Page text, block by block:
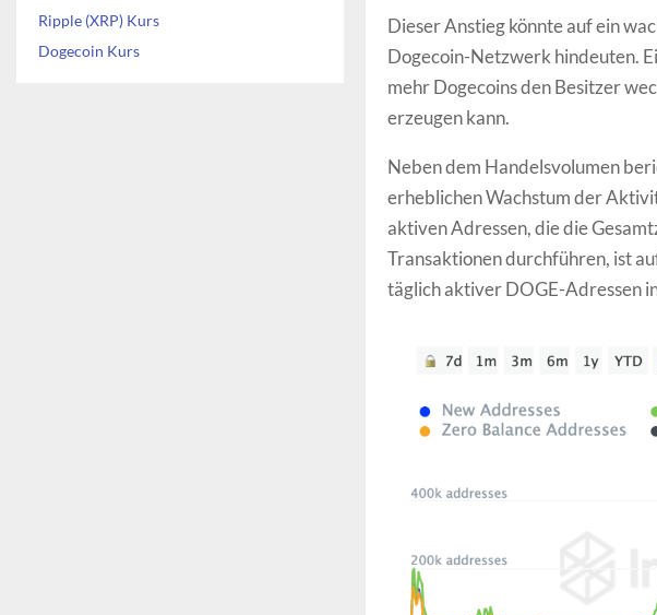
Dieser Anstieg könnte auf ein
Dogecoin-Netzwerk hindeuten.
mehr Dogecoins den Besitzer
erzeugen kann.
Neben dem Handelsvolumen
erheblichen Wachstum der
aktiven Adressen, die die
Transaktionen durchführen, ist
täglich aktiver DOGE-Adressen
Ripple (XRP) Kurs
Dogecoin Kurs